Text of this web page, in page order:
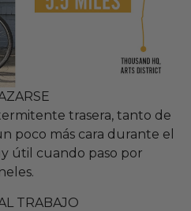
trasera, tanto de
poco más cara durante el
útil cuando paso por
TRABAJO